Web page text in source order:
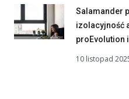
Salamander
izolacyjność
proEvolution
10 listopad